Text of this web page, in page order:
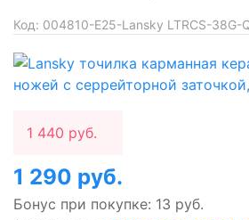
Код: 004810-E25-Lansky LTRCS-38G-
1 440 руб.
1 290 руб.
Бонус при покупке: 13 руб.